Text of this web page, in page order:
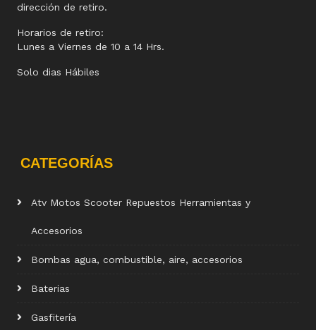
dirección de retiro.
Horarios de retiro:
Lunes a Viernes de 10 a 14 Hrs.
Solo dias Hábiles
CATEGORÍAS
Atv Motos Scooter Repuestos Herramientas y
Accesorios
Bombas agua, combustible, aire, accesorios
Baterias
Gasfitería